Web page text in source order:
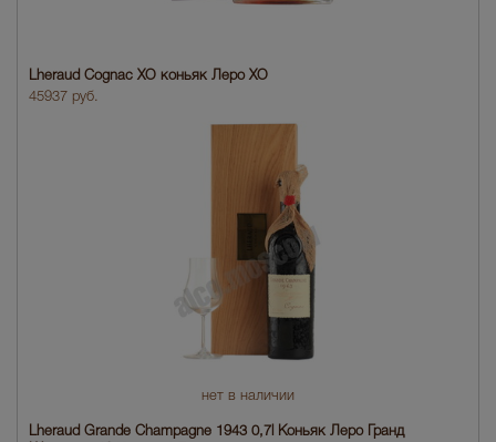
Lheraud Cognac XO коньяк Леро ХО
45937 руб.
нет в наличии
Lheraud Grande Champagne 1943 0,7l Коньяк Леро Гранд